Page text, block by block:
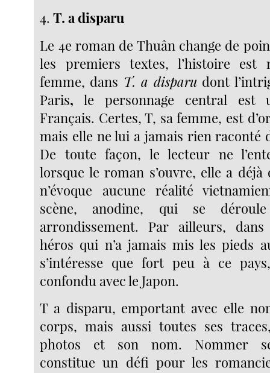
4.T. a disparu
Le 4e roman de Thuân change de
les premiers textes, l’histoire est
femme, dans T. a disparu dont
Paris, le personnage central est
Français. Certes, T, sa femme, est
mais elle ne lui a jamais rien raconté
De toute façon, le lecteur ne
lorsque le roman s’ouvre, elle a
n’évoque aucune réalité
scène, anodine, qui se
arrondissement. Par ailleurs, dans
héros qui n’a jamais mis les pieds
s’intéresse que fort peu à ce
confondu avec le Japon.
T a disparu, emportant avec elle
corps, mais aussi toutes ses
photos et son nom. Nommer
constitue un défi pour les